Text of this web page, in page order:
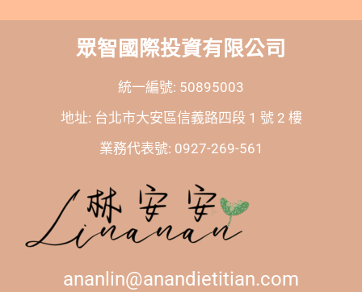
眾智國際投資有限公司
統一編號: 50895003
地址: 台北市大安區信義路四段 1 號 2 樓
業務代表號: 0927-269-561
ananlin@anandietitian.com